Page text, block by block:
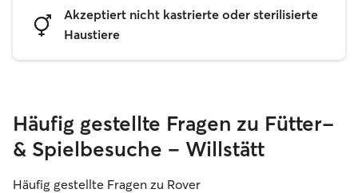
Akzeptiert nicht kastrierte oder sterilisierte
Haustiere
Häufig gestellte Fragen zu Fütter-
& Spielbesuche – Willstätt
Häufig gestellte Fragen zu Rover